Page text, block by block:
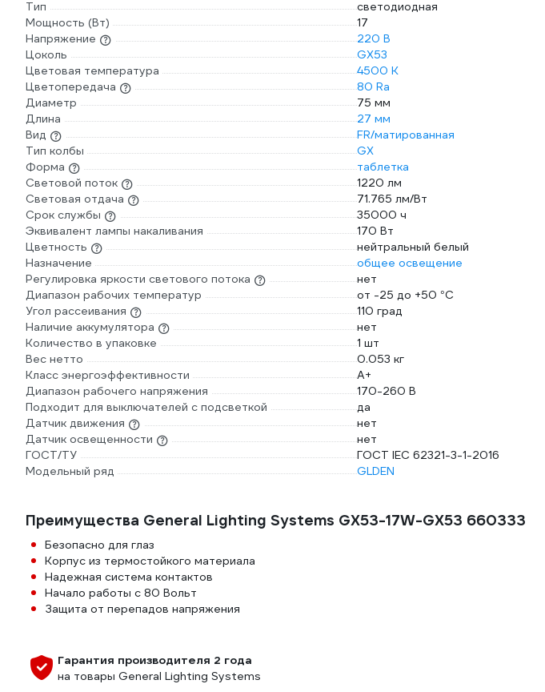
Тип
светодиодная
Мощность (Вт)
17
Напряжение
220 В
Цоколь
GX53
Цветовая температура
4500 К
Цветопередача
80 Ra
Диаметр
75 мм
Длина
27 мм
Вид
FR/матированная
Тип колбы
GX
Форма
таблетка
Световой поток
1220 лм
Световая отдача
71.765 лм/Вт
Срок службы
35000 ч
Эквивалент лампы накаливания
170 Вт
Цветность
нейтральный белый
Назначение
общее освещение
Регулировка яркости светового потока
нет
Диапазон рабочих температур
от -25 до +50 °С
Угол рассеивания
110 град
Наличие аккумулятора
нет
Количество в упаковке
1 шт
Вес нетто
0.053 кг
Класс энергоэффективности
A+
Диапазон рабочего напряжения
170-260 В
Подходит для выключателей с подсветкой
да
Датчик движения
нет
Датчик освещенности
нет
ГОСТ/ТУ
ГОСТ IEC 62321-3-1-2016
Модельный ряд
GLDEN
Преимущества General Lighting Systems GX53-17W-GX53 660333
Безопасно для глаз
Корпус из термостойкого материала
Надежная система контактов
Начало работы с 80 Вольт
Защита от перепадов напряжения
Гарантия производителя 2 года
на товары General Lighting Systems